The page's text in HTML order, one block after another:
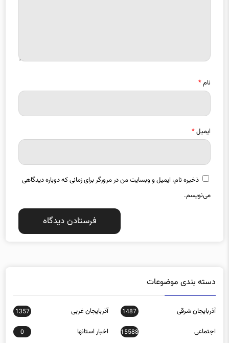
نام*
ایمیل*
ذخیره نام، ایمیل و وبسایت من در مرورگر برای زمانی که دوباره دیدگاهی
می‌نویسم.
دسته بندی موضوعات
آذربایجان شرقی 1487 آذربایجان غربی 1357
اجتماعی 15588 اخبار استانها 0